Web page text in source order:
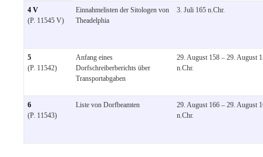
4 V
(P. 11545 V)
Einnahmelisten der Sitologen von
Theadelphia
3. Juli 165 n.Chr.
5
(P. 11542)
Anfang eines
Dorfschreiberberichts über
Transportabgaben
29. August 158 – 29. August
n.Chr.
6
(P. 11543)
Liste von Dorfbeamten
29. August 166 – 29. August
n.Chr.